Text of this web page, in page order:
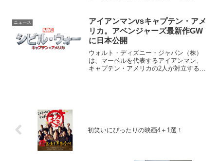
朝原雄三監督による作品。佐藤さんは
「朝原組は『釣りバカ日...
ニュース
アイアンマンvsキャプテン・アメ
リカ。アベンジャーズ最新作GW
に日本公開
ウォルト・ディズニー・ジャパン（株）
は、マーベルを代表するアイアンマン、
キャプテン・アメリカの2人が対立する映
初笑いにぴったりの映画4＋1選！